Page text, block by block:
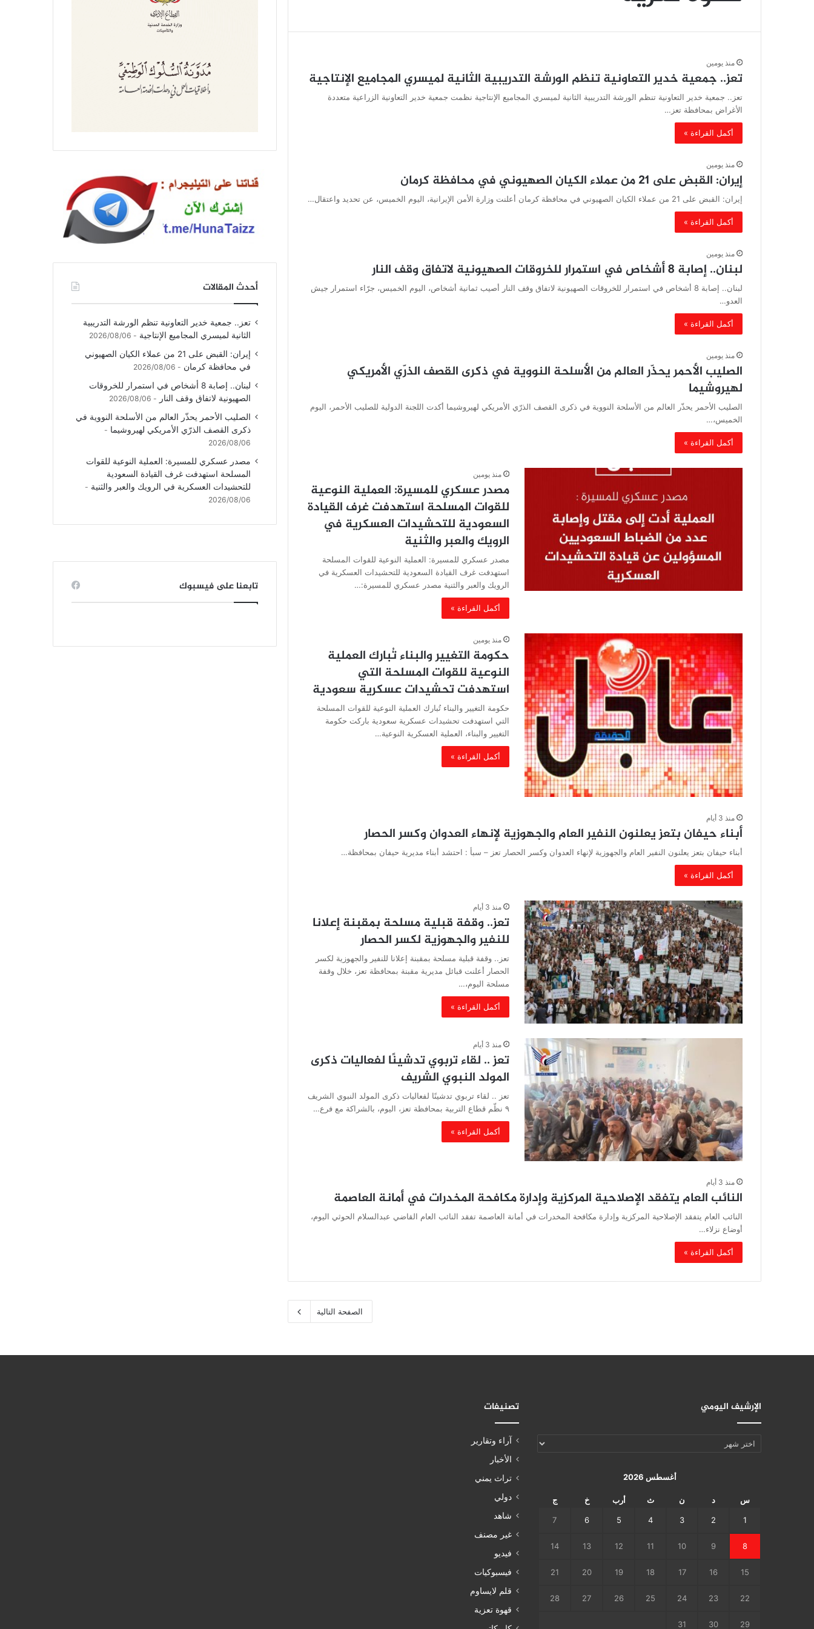
منذ يومين
تعز.. جمعية خدير التعاونية تنظم الورشة التدريبية الثانية لميسري المجاميع الإنتاجية
تعز.. جمعية خدير التعاونية تنظم الورشة التدريبية الثانية لميسري المجاميع الإنتاجية نظمت جمعية خدير التعاونية الزراعية متعددة
الأغراض بمحافظة تعز…
أكمل القراءة »
منذ يومين
إيران: القبض على 21 من عملاء الكيان الصهيوني في محافظة كرمان
إيران: القبض على 21 من عملاء الكيان الصهيوني في محافظة كرمان أعلنت وزارة الأمن الإيرانية، اليوم الخميس، عن تحديد واعتقال…
أكمل القراءة »
منذ يومين
لبنان.. إصابة 8 أشخاص في استمرار للخروقات الصهيونية لاتفاق وقف النار
لبنان.. إصابة 8 أشخاص في استمرار للخروقات الصهيونية لاتفاق وقف النار أصيب ثمانية أشخاص، اليوم الخميس، جرّاء استمرار جيش
العدو…
أكمل القراءة »
منذ يومين
الصليب الأحمر يحذّر العالم من الأسلحة النووية في ذكرى القصف الذرّي الأمريكي
لهيروشيما
الصليب الأحمر يحذّر العالم من الأسلحة النووية في ذكرى القصف الذرّي الأمريكي لهيروشيما أكدت اللجنة الدولية للصليب الأحمر، اليوم
الخميس،…
أكمل القراءة »
منذ يومين
مصدر عسكري للمسيرة: العملية النوعية
للقوات المسلحة استهدفت غرف القيادة
السعودية للتحشيدات العسكرية في
الرويك والعبر والثنية
مصدر عسكري للمسيرة: العملية النوعية للقوات المسلحة
استهدفت غرف القيادة السعودية للتحشيدات العسكرية في
الرويك والعبر والثنية مصدر عسكري للمسيرة:…
أكمل القراءة »
منذ يومين
حكومة التغيير والبناء تُبارك العملية
النوعية للقوات المسلحة التي
استهدفت تحشيدات عسكرية سعودية
حكومة التغيير والبناء تُبارك العملية النوعية للقوات المسلحة
التي استهدفت تحشيدات عسكرية سعودية باركت حكومة
التغيير والبناء، العملية العسكرية النوعية…
أكمل القراءة »
منذ 3 أيام
أبناء حيفان بتعز يعلنون النفير العام والجهوزية لإنهاء العدوان وكسر الحصار
أبناء حيفان بتعز يعلنون النفير العام والجهوزية لإنهاء العدوان وكسر الحصار تعز – سبأ : احتشد أبناء مديرية حيفان بمحافظة…
أكمل القراءة »
منذ 3 أيام
تعز.. وقفة قبلية مسلحة بمقبنة إعلانا
للنفير والجهوزية لكسر الحصار
تعز.. وقفة قبلية مسلحة بمقبنة إعلانا للنفير والجهوزية لكسر
الحصار أعلنت قبائل مديرية مقبنة بمحافظة تعز، خلال وقفة
مسلحة اليوم،…
أكمل القراءة »
منذ 3 أيام
تعز .. لقاء تربوي تدشينًا لفعاليات ذكرى
المولد النبوي الشريف
تعز .. لقاء تربوي تدشينًا لفعاليات ذكرى المولد النبوي الشريف
٩ نظّم قطاع التربية بمحافظة تعز، اليوم، بالشراكة مع فرع…
أكمل القراءة »
منذ 3 أيام
النائب العام يتفقد الإصلاحية المركزية وإدارة مكافحة المخدرات في أمانة العاصمة
النائب العام يتفقد الإصلاحية المركزية وإدارة مكافحة المخدرات في أمانة العاصمة تفقد النائب العام القاضي عبدالسلام الحوثي اليوم،
أوضاع نزلاء…
أكمل القراءة »
الصفحة التالية
أحدث المقالات
تعز.. جمعية خدير التعاونية تنظم الورشة التدريبية
الثانية لميسري المجاميع الإنتاجية
2026/08/06
إيران: القبض على 21 من عملاء الكيان الصهيوني
في محافظة كرمان
2026/08/06
لبنان.. إصابة 8 أشخاص في استمرار للخروقات
الصهيونية لاتفاق وقف النار
2026/08/06
الصليب الأحمر يحذّر العالم من الأسلحة النووية في
ذكرى القصف الذرّي الأمريكي لهيروشيما
2026/08/06
مصدر عسكري للمسيرة: العملية النوعية للقوات
المسلحة استهدفت غرف القيادة السعودية
للتحشيدات العسكرية في الرويك والعبر والثنية
2026/08/06
تابعنا على فيسبوك
الإرشيف اليومي
الإرشيف
أغسطس 2026
س د ن ث أرب خ ج
1
2
3
4
5
6
7
8
9
10
11
12
13
14
15
16
17
18
19
20
21
22
23
24
25
26
27
28
29
30
31
تصنيفات
آراء وتقارير
الأخبار
تراث يمني
دولي
شاهد
غير مصنف
فيديو
فيسبوكيات
قلم لايساوم
قهوة تعزية